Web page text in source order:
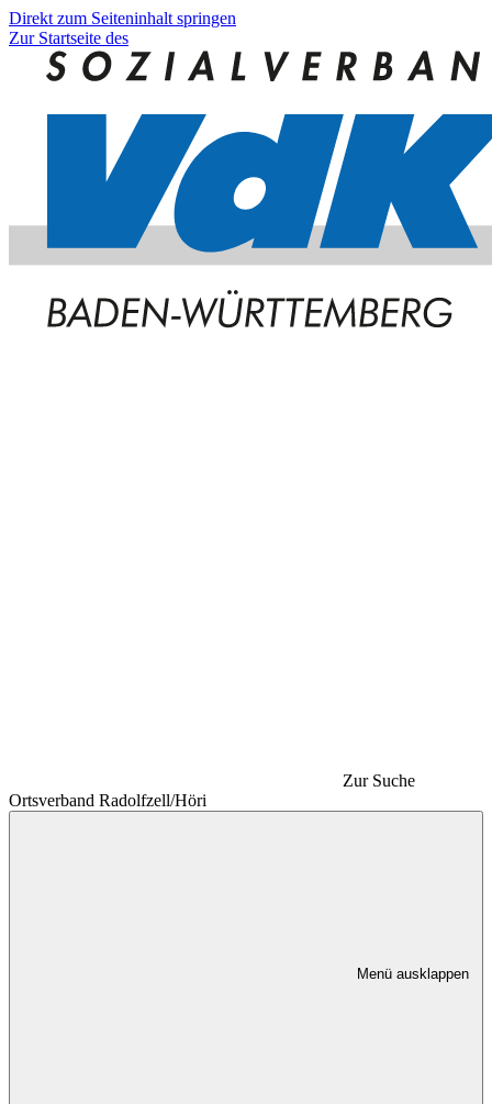
Direkt zum Seiteninhalt springen
Zur Startseite des
Zur Suche
Ortsverband Radolfzell/Höri
Menü ausklappen